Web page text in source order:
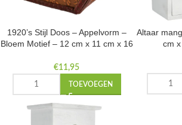
1920’s Stijl Doos – Appelvorm –
Bloem Motief – 12 cm x 11 cm x 16
€11,95
TOEVOEGEN
Altaar
cm